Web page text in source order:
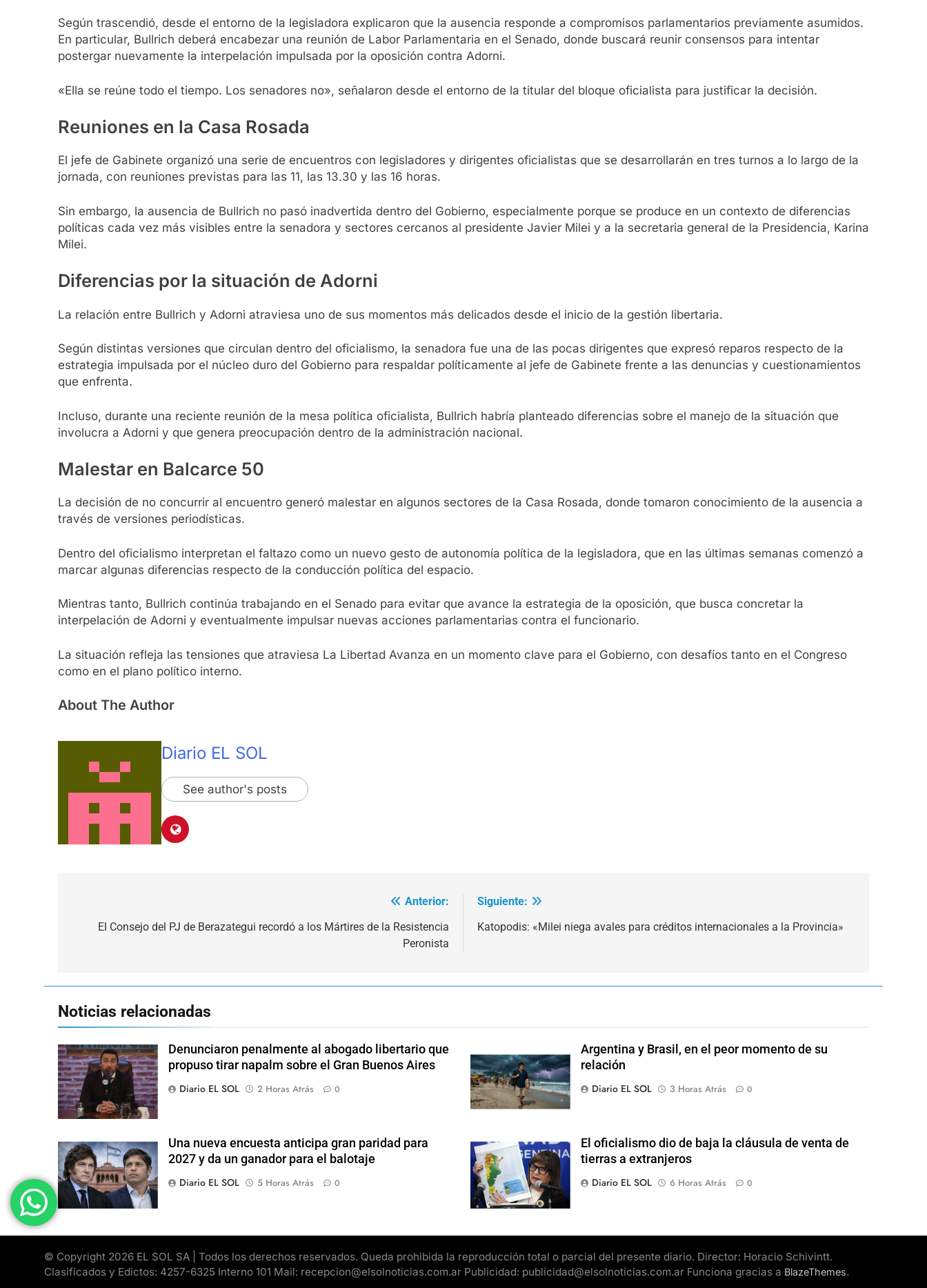
Según trascendió, desde el entorno de la legisladora explicaron que la ausencia responde a compromisos parlamentarios previamente asumidos.
En particular, Bullrich deberá encabezar una reunión de Labor Parlamentaria en el Senado, donde buscará reunir consensos para intentar
postergar nuevamente la interpelación impulsada por la oposición contra Adorni.
«Ella se reúne todo el tiempo. Los senadores no», señalaron desde el entorno de la titular del bloque oficialista para justificar la decisión.
Reuniones en la Casa Rosada
El jefe de Gabinete organizó una serie de encuentros con legisladores y dirigentes oficialistas que se desarrollarán en tres turnos a lo largo de la
jornada, con reuniones previstas para las 11, las 13.30 y las 16 horas.
Sin embargo, la ausencia de Bullrich no pasó inadvertida dentro del Gobierno, especialmente porque se produce en un contexto de diferencias
políticas cada vez más visibles entre la senadora y sectores cercanos al presidente Javier Milei y a la secretaria general de la Presidencia, Karina
Milei.
Diferencias por la situación de Adorni
La relación entre Bullrich y Adorni atraviesa uno de sus momentos más delicados desde el inicio de la gestión libertaria.
Según distintas versiones que circulan dentro del oficialismo, la senadora fue una de las pocas dirigentes que expresó reparos respecto de la
estrategia impulsada por el núcleo duro del Gobierno para respaldar políticamente al jefe de Gabinete frente a las denuncias y cuestionamientos
que enfrenta.
Incluso, durante una reciente reunión de la mesa política oficialista, Bullrich habría planteado diferencias sobre el manejo de la situación que
involucra a Adorni y que genera preocupación dentro de la administración nacional.
Malestar en Balcarce 50
La decisión de no concurrir al encuentro generó malestar en algunos sectores de la Casa Rosada, donde tomaron conocimiento de la ausencia a
través de versiones periodísticas.
Dentro del oficialismo interpretan el faltazo como un nuevo gesto de autonomía política de la legisladora, que en las últimas semanas comenzó a
marcar algunas diferencias respecto de la conducción política del espacio.
Mientras tanto, Bullrich continúa trabajando en el Senado para evitar que avance la estrategia de la oposición, que busca concretar la
interpelación de Adorni y eventualmente impulsar nuevas acciones parlamentarias contra el funcionario.
La situación refleja las tensiones que atraviesa La Libertad Avanza en un momento clave para el Gobierno, con desafíos tanto en el Congreso
como en el plano político interno.
About The Author
Diario EL SOL
See author's posts
Anterior:
El Consejo del PJ de Berazategui recordó a los Mártires de la Resistencia
Peronista
Siguiente:
Katopodis: «Milei niega avales para créditos internacionales a la Provincia»
Noticias relacionadas
Denunciaron penalmente al abogado libertario que
propuso tirar napalm sobre el Gran Buenos Aires
Diario EL SOL
2 Horas Atrás 0
Argentina y Brasil, en el peor momento de su
relación
Diario EL SOL
3 Horas Atrás 0
Una nueva encuesta anticipa gran paridad para
2027 y da un ganador para el balotaje
Diario EL SOL
5 Horas Atrás 0
El oficialismo dio de baja la cláusula de venta de
tierras a extranjeros
Diario EL SOL
6 Horas Atrás 0
© Copyright 2026 EL SOL SA | Todos los derechos reservados. Queda prohibida la reproducción total o parcial del presente diario. Director: Horacio Schivintt.
Clasificados y Edictos: 4257-6325 Interno 101 Mail: recepcion@elsolnoticias.com.ar Publicidad: publicidad@elsolnoticias.com.ar Funciona gracias a BlazeThemes.